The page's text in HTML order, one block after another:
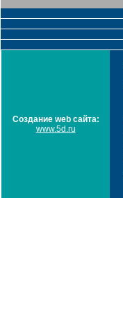
Создание web сайта:
www.5d.ru